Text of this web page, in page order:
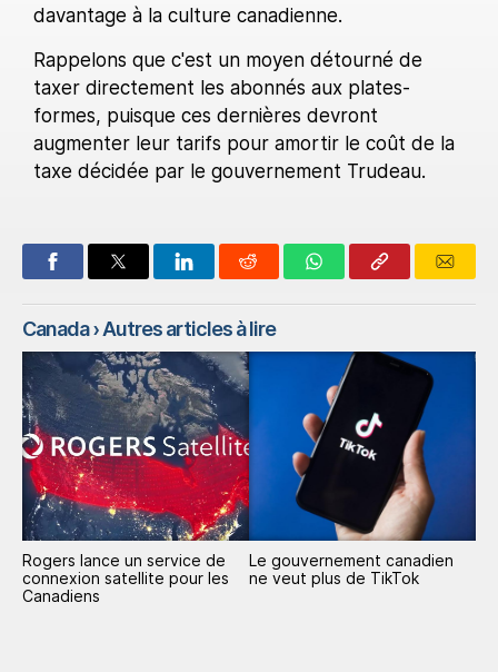
davantage à la culture canadienne.
Rappelons que c'est un moyen détourné de
taxer directement les abonnés aux plates-
formes, puisque ces dernières devront
augmenter leur tarifs pour amortir le coût de la
taxe décidée par le gouvernement Trudeau.
Canada› Autres articles à lire
Rogers lance un service de
connexion satellite pour les
Canadiens
Le gouvernement canadien
ne veut plus de TikTok